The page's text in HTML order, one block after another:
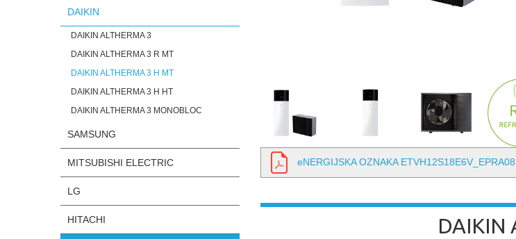
DAIKIN
DAIKIN ALTHERMA 3
DAIKIN ALTHERMA 3 R MT
DAIKIN ALTHERMA 3 H MT
DAIKIN ALTHERMA 3 H HT
DAIKIN ALTHERMA 3 MONOBLOC
SAMSUNG
MITSUBISHI ELECTRIC
LG
HITACHI
eNERGIJSKA OZNAKA
DAIKIN